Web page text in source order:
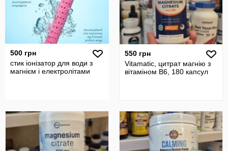
500 грн
стик іонізатор для води з
магнієм і електролітами
550 грн
Vitamatic, цитрат магнію з
вітаміном B6, 180 капсул